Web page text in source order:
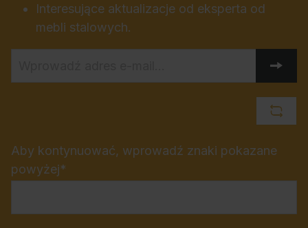
Interesujące aktualizacje od eksperta od
mebli stalowych.
Aby kontynuować, wprowadź znaki pokazane
powyżej*